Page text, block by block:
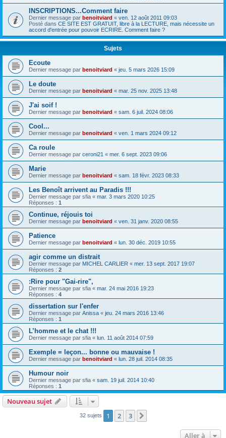
INSCRIPTIONS...Comment faire
Dernier message par benoitviard « ven. 12 août 2011 09:03
Posté dans CE SITE EST GRATUIT, libre à la LECTURE, mais nécessite un
accord d'entrée pour pouvoir ECRIRE. Comment faire ?
Sujets
Ecoute
Dernier message par benoitviard « jeu. 5 mars 2026 15:09
Le doute
Dernier message par benoitviard « mar. 25 nov. 2025 13:48
J'ai soif !
Dernier message par benoitviard « sam. 6 juil. 2024 08:06
Cool...
Dernier message par benoitviard « ven. 1 mars 2024 09:12
Ca roule
Dernier message par ceroni21 « mer. 6 sept. 2023 09:06
Marie
Dernier message par benoitviard « sam. 18 févr. 2023 08:33
Les Benoît arrivent au Paradis !!!
Dernier message par sfia « mar. 3 mars 2020 10:25
Réponses : 1
Continue, réjouis toi
Dernier message par benoitviard « ven. 31 janv. 2020 08:55
Patience
Dernier message par benoitviard « lun. 30 déc. 2019 10:55
agir comme un distrait
Dernier message par MICHEL CARLIER « mer. 13 sept. 2017 19:07
Réponses : 2
:Rire pour "Gai-rire",
Dernier message par sfia « mar. 24 mai 2016 19:23
Réponses : 4
dissertation sur l'enfer
Dernier message par Anissa « jeu. 24 mars 2016 13:46
Réponses : 1
L’homme et le chat !!!
Dernier message par sfia « lun. 11 août 2014 07:59
Exemple = leçon... bonne ou mauvaise !
Dernier message par benoitviard « lun. 28 juil. 2014 08:35
Humour noir
Dernier message par sfia « sam. 19 juil. 2014 10:40
Réponses : 1
Nouveau sujet
32 sujets 1 2 3
Aller à